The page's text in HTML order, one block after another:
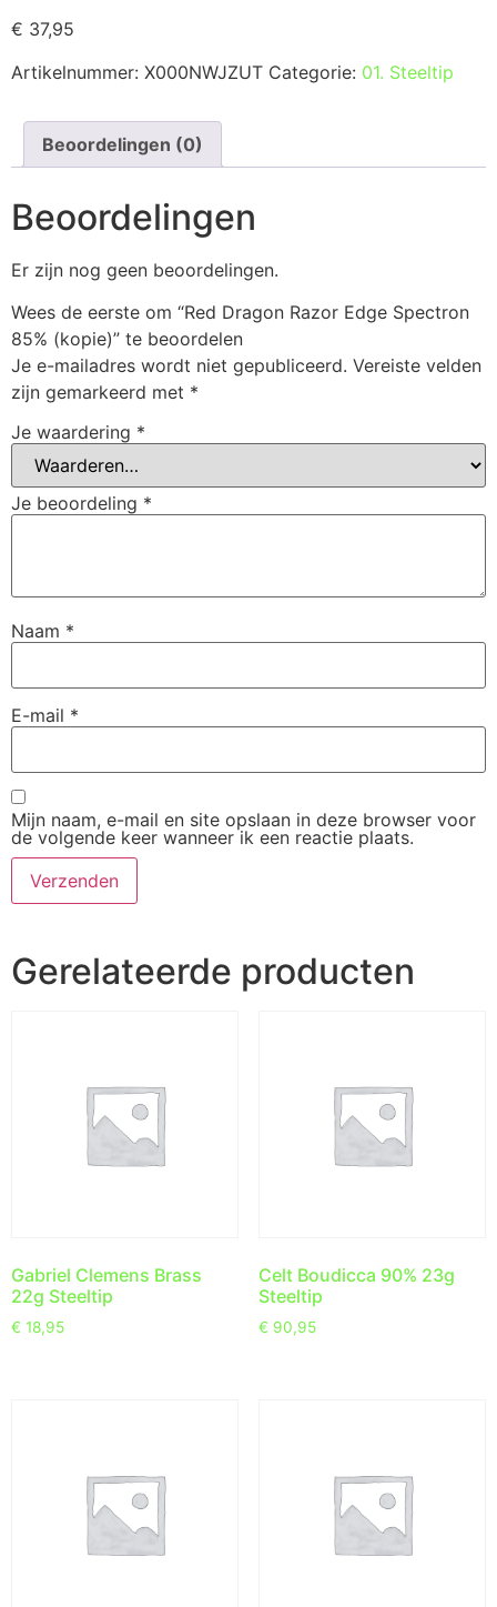
€ 37,95
Artikelnummer: X000NWJZUT Categorie: 01. Steeltip
Beoordelingen (0)
Beoordelingen
Er zijn nog geen beoordelingen.
Wees de eerste om “Red Dragon Razor Edge Spectron
85% (kopie)” te beoordelen
Je e-mailadres wordt niet gepubliceerd. Vereiste velden
zijn gemarkeerd met *
Je waardering *
Je beoordeling *
Naam *
E-mail *
Mijn naam, e-mail en site opslaan in deze browser voor
de volgende keer wanneer ik een reactie plaats.
Gerelateerde producten
Gabriel Clemens Brass
22g Steeltip
€ 18,95
Celt Boudicca 90% 23g
Steeltip
€ 90,95